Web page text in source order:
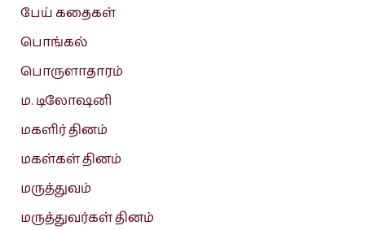
பேய் கதைகள்
பொங்கல்
பொருளாதாரம்
ம. டிலோஷனி
மகளிர் தினம்
மகள்கள் தினம்
மருத்துவம்
மருத்துவர்கள் தினம்